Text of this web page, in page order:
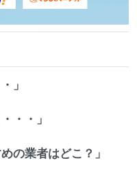
」
・・」
の業者はどこ？」